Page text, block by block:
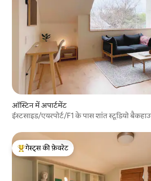
ऑस्टिन में अपार्टमेंट
ईस्टसाइड/एयरपोर्ट/F1 के पास शांत स्टूडियो
गेस्ट्स का टॉप फ़ेवरेट
गेस्ट्स की फ़ेवरेट